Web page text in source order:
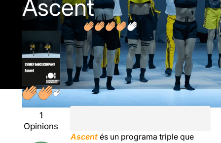
Ascent
1
Opinions
Ascent és un programa triple que